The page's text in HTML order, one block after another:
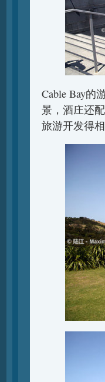
Cable Bay的
景，酒庄还
旅游开发得